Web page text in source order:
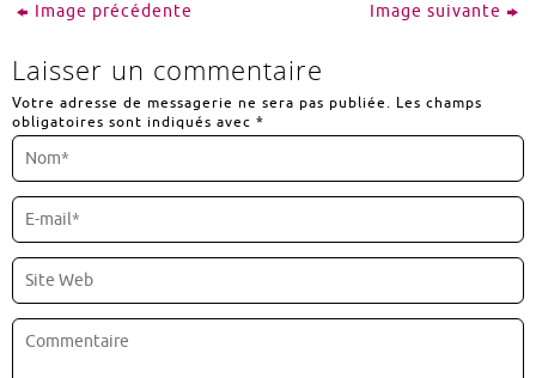
Image précédente Image suivante
Laisser un commentaire
Votre adresse de messagerie ne sera pas publiée. Les champs
obligatoires sont indiqués avec *